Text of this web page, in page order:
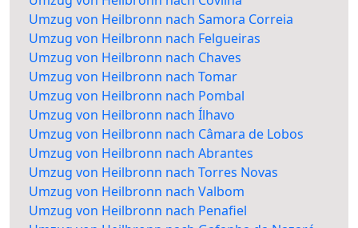
Umzug von Heilbronn nach Samora Correia
Umzug von Heilbronn nach Felgueiras
Umzug von Heilbronn nach Chaves
Umzug von Heilbronn nach Tomar
Umzug von Heilbronn nach Pombal
Umzug von Heilbronn nach Ílhavo
Umzug von Heilbronn nach Câmara de Lobos
Umzug von Heilbronn nach Abrantes
Umzug von Heilbronn nach Torres Novas
Umzug von Heilbronn nach Valbom
Umzug von Heilbronn nach Penafiel